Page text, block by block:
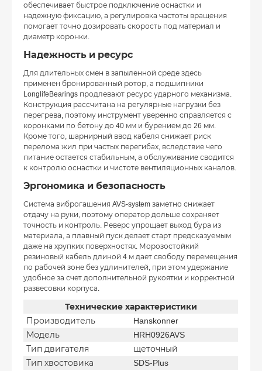
обеспечивает быстрое подключение оснастки и
надежную фиксацию, а регулировка частоты вращения
помогает точно дозировать скорость под материал и
диаметр коронки.
Надежность и ресурс
Для длительных смен в запыленной среде здесь
применен бронированный ротор, а подшипники
LonglifeBearings продлевают ресурс ударного механизма.
Конструкция рассчитана на регулярные нагрузки без
перегрева, поэтому инструмент уверенно справляется с
коронками по бетону до 40 мм и бурением до 26 мм.
Кроме того, шарнирный ввод кабеля снижает риск
перелома жил при частых перегибах, вследствие чего
питание остается стабильным, а обслуживание сводится
к контролю оснастки и чистоте вентиляционных каналов.
Эргономика и безопасность
Система виброгашения AVS-system заметно снижает
отдачу на руки, поэтому оператор дольше сохраняет
точность и контроль. Реверс упрощает выход бура из
материала, а плавный пуск делает старт предсказуемым
даже на хрупких поверхностях. Морозостойкий
резиновый кабель длиной 4 м дает свободу перемещения
по рабочей зоне без удлинителей, при этом удержание
удобное за счет дополнительной рукоятки и корректной
развесовки корпуса.
Технические характеристики
Производитель
Hanskonner
Модель
HRH0926AVS
Тип двигателя
щеточный
Тип хвостовика
SDS-Plus